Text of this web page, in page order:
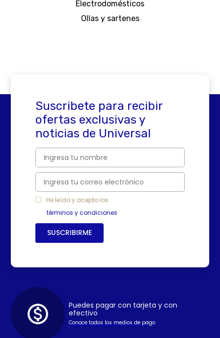
Electrodomésticos
Ollas y sartenes
Suscribete para recibir
ofertas exclusivas y
noticias de Universal
He leído y acepto los
términos y condiciones
SUSCRIBIRME
Puedes pagar con tarjeta y con
efectivo
Conoce todos los medios de pago